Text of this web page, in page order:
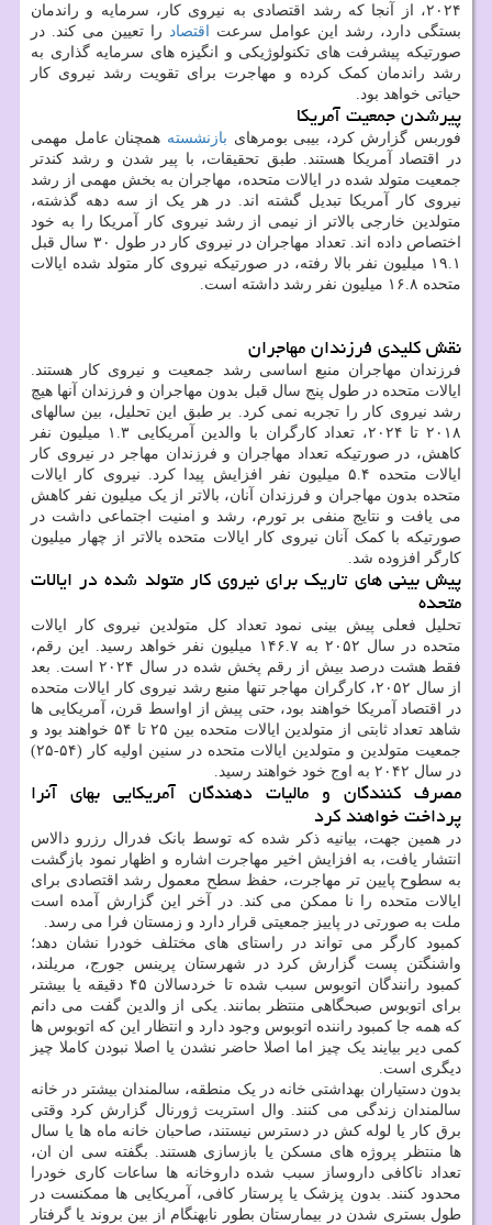
۲۰۲۴، از آنجا که رشد اقتصادی به نیروی کار، سرمایه و راندمان
بستگی دارد، رشد این عوامل سرعت
اقتصاد را تعیین می کند. در
صورتیکه پیشرفت های تکنولوژیکی و انگیزه های سرمایه گذاری به
رشد راندمان کمک کرده و مهاجرت برای تقویت رشد نیروی کار
حیاتی خواهد بود.
پیرشدن جمعیت آمریکا
فوربس گزارش کرد، بیبی بومرهای بازنشسته همچنان عامل مهمی
در اقتصاد آمریکا هستند. طبق تحقیقات، با پیر شدن و رشد کندتر
جمعیت متولد شده در ایالات متحده، مهاجران به بخش مهمی از رشد
نیروی کار آمریکا تبدیل گشته اند. در هر یک از سه دهه گذشته،
متولدین خارجی بالاتر از نیمی از رشد نیروی کار آمریکا را به خود
اختصاص داده اند. تعداد مهاجران در نیروی کار در طول ۳۰ سال قبل
۱۹.۱ میلیون نفر بالا رفته، در صورتیکه نیروی کار متولد شده ایالات
متحده ۱۶.۸ میلیون نفر رشد داشته است.
نقش کلیدی فرزندان مهاجران
فرزندان مهاجران منبع اساسی رشد جمعیت و نیروی کار هستند.
ایالات متحده در طول پنج سال قبل بدون مهاجران و فرزندان آنها هیچ
رشد نیروی کار را تجربه نمی کرد. بر طبق این تحلیل، بین سالهای
۲۰۱۸ تا ۲۰۲۴، تعداد کارگران با والدین آمریکایی ۱.۳ میلیون نفر
کاهش، در صورتیکه تعداد مهاجران و فرزندان مهاجر در نیروی کار
ایالات متحده ۵.۴ میلیون نفر افزایش پیدا کرد. نیروی کار ایالات
متحده بدون مهاجران و فرزندان آنان، بالاتر از یک میلیون نفر کاهش
می یافت و نتایج منفی بر تورم، رشد و امنیت اجتماعی داشت در
صورتیکه با کمک آنان نیروی کار ایالات متحده بالاتر از چهار میلیون
کارگر افزوده شد.
پیش بینی های تاریک برای نیروی کار متولد شده در ایالات
متحده
تحلیل فعلی پیش بینی نمود تعداد کل متولدین نیروی کار ایالات
متحده در سال ۲۰۵۲ به ۱۴۶.۷ میلیون نفر خواهد رسید. این رقم،
فقط هشت درصد بیش از رقم پخش شده در سال ۲۰۲۴ است. بعد
از سال ۲۰۵۲، کارگران مهاجر تنها منبع رشد نیروی کار ایالات متحده
در اقتصاد آمریکا خواهند بود، حتی پیش از اواسط قرن، آمریکایی ها
شاهد تعداد ثابتی از متولدین ایالات متحده بین ۲۵ تا ۵۴ خواهند بود و
جمعیت متولدین و متولدین ایالات متحده در سنین اولیه کار (۵۴-۲۵)
در سال ۲۰۴۲ به اوج خود خواهند رسید.
مصرف کنندگان و مالیات دهندگان آمریکایی بهای آنرا
پرداخت خواهند کرد
در همین جهت، بیانیه ذکر شده که توسط بانک فدرال رزرو دالاس
انتشار یافت، به افزایش اخیر مهاجرت اشاره و اظهار نمود بازگشت
به سطوح پایین تر مهاجرت، حفظ سطح معمول رشد اقتصادی برای
ایالات متحده را نا ممکن می کند. در آخر این گزارش آمده است
ملت به صورتی در پاییز جمعیتی قرار دارد و زمستان فرا می رسد.
کمبود کارگر می تواند در راستای های مختلف خودرا نشان دهد؛
واشنگتن پست گزارش کرد در شهرستان پرینس جورج، مریلند،
کمبود رانندگان اتوبوس سبب شده تا خردسالان ۴۵ دقیقه یا بیشتر
برای اتوبوس صبحگاهی منتظر بمانند. یکی از والدین گفت می دانم
که همه جا کمبود راننده اتوبوس وجود دارد و انتظار این که اتوبوس ها
کمی دیر بیایند یک چیز اما اصلا حاضر نشدن یا اصلا نبودن کاملا چیز
دیگری است.
بدون دستیاران بهداشتی خانه در یک منطقه، سالمندان بیشتر در خانه
سالمندان زندگی می کنند. وال استریت ژورنال گزارش کرد وقتی
برق کار یا لوله کش در دسترس نیستند، صاحبان خانه ماه ها یا سال
ها منتظر پروژه های مسکن یا بازسازی هستند. بگفته سی ان ان،
تعداد ناکافی داروساز سبب شده داروخانه ها ساعات کاری خودرا
محدود کنند. بدون پزشک یا پرستار کافی، آمریکایی ها ممکنست در
طول بستری شدن در بیمارستان بطور نابهنگام از بین بروند یا گرفتار